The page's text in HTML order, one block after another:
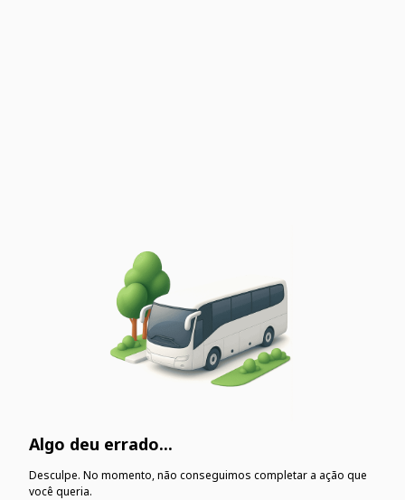
Algo deu errado...
Desculpe. No momento, não conseguimos completar a ação que
você queria.